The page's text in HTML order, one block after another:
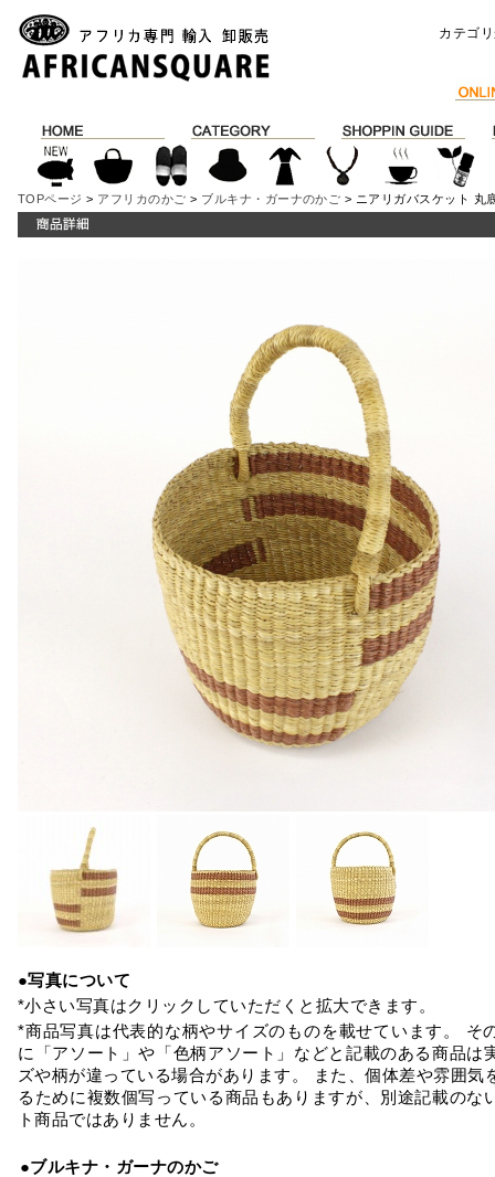
カテゴ
TOPページ > アフリカのかご > ブルキナ・ガーナのかご > ニアリガバスケット 丸
●写真について
*小さい写真はクリックしていただくと拡大できます。
*商品写真は代表的な柄やサイズのものを載せています。 そ
に「アソート」や「色柄アソート」などと記載のある商品は
ズや柄が違っている場合があります。 また、個体差や雰囲気
るために複数個写っている商品もありますが、別途記載のな
ト商品ではありません。
●ブルキナ・ガーナのかご